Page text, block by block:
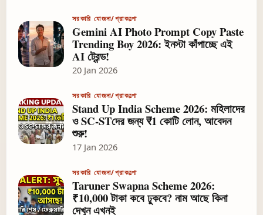
সরকারি যোজনা/প্রাকল্পো
Gemini AI Photo Prompt Copy Paste
Trending Boy 2026: ইনস্টা কাঁপাচ্ছে এই
AI ট্রেন্ড!
20 Jan 2026
সরকারি যোজনা/প্রাকল্পো
Stand Up India Scheme 2026: মহিলাদের
ও SC-STদের জন্য ₹1 কোটি লোন, আবেদন
শুরু!
17 Jan 2026
সরকারি যোজনা/প্রাকল্পো
Taruner Swapna Scheme 2026:
₹10,000 টাকা কবে ঢুকবে? নাম আছে কিনা
দেখুন এখনই